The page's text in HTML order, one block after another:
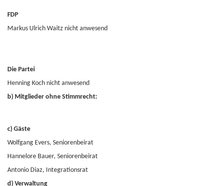
FDP
Markus Ulrich Waitz nicht anwesend
Die Partei
Henning Koch nicht anwesend
b) Mitglieder ohne Stimmrecht:
c) Gäste
Wolfgang Evers, Seniorenbeirat
Hannelore Bauer, Seniorenbeirat
Antonio Diaz, Integrationsrat
d) Verwaltung